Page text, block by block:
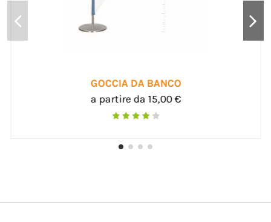
ACCESSORI IN PLEXIGLASS
a partire da 6,00 €